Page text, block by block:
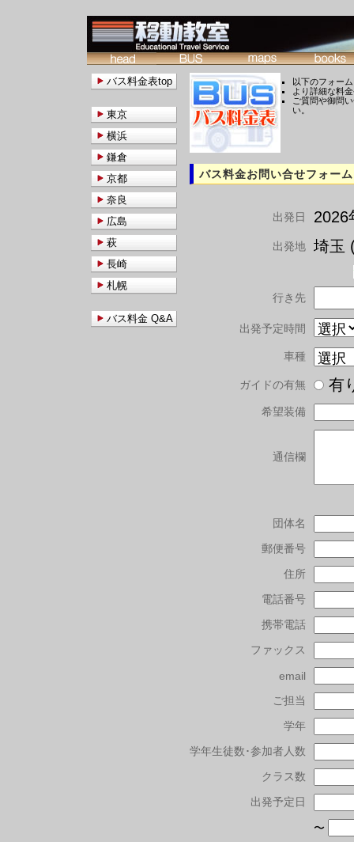
以下のフォー
より詳細な料
ご質問や御問
い。
バス料金お問い合せフォーム
出発日 2026
出発地 埼玉
行き先
出発予定時間
車種
ガイドの有無
希望装備
通信欄
団体名
郵便番号
住所
電話番号
携帯電話
ファックス
email
ご担当
学年
学年生徒数･参加者人数
クラス数
出発予定日
〜
バス料金表top
東京
横浜
鎌倉
京都
奈良
広島
萩
長崎
札幌
バス料金 Q&A